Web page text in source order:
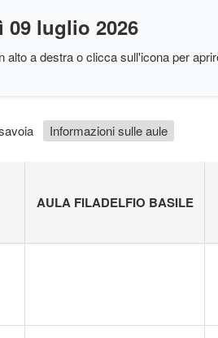
luglio 2026
alto a destrao clicca sull'icona per
Informazioni sulle aule
AULA FILADELFIO BASILE